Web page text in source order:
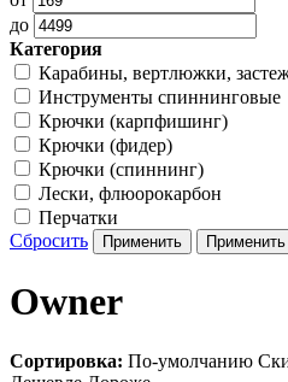
до
Категория
Карабины, вертлюжки,
Инструменты спиннинговые
Крючки (карпфишинг)
Крючки (фидер)
Крючки (спиннинг)
Лески, флюорокарбон
Перчатки
Сбросить
Owner
Сортировка: По-умолчанию